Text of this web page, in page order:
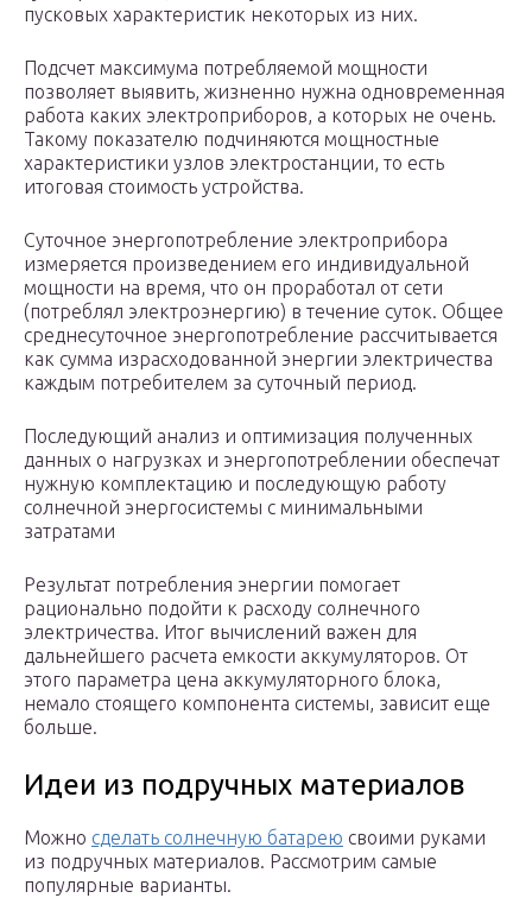
пусковых характеристик некоторых из них.
Подсчет максимума потребляемой мощности
позволяет выявить, жизненно нужна одновременная
работа каких электроприборов, а которых не очень.
Такому показателю подчиняются мощностные
характеристики узлов электростанции, то есть
итоговая стоимость устройства.
Суточное энергопотребление электроприбора
измеряется произведением его индивидуальной
мощности на время, что он проработал от сети
(потреблял электроэнергию) в течение суток. Общее
среднесуточное энергопотребление рассчитывается
как сумма израсходованной энергии электричества
каждым потребителем за суточный период.
Последующий анализ и оптимизация полученных
данных о нагрузках и энергопотреблении обеспечат
нужную комплектацию и последующую работу
солнечной энергосистемы с минимальными
затратами
Результат потребления энергии помогает
рационально подойти к расходу солнечного
электричества. Итог вычислений важен для
дальнейшего расчета емкости аккумуляторов. От
этого параметра цена аккумуляторного блока,
немало стоящего компонента системы, зависит еще
больше.
Идеи из подручных материалов
Можно сделать солнечную батарею своими руками
из подручных материалов. Рассмотрим самые
популярные варианты.